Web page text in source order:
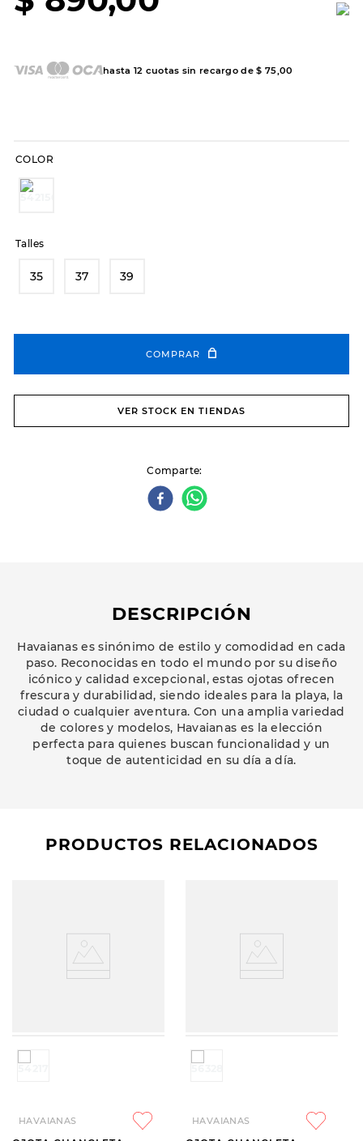
hasta 12 cuotas sin recargo de$ 75 00
COLOR
Talles
35 37 39
COMPRAR
VER STOCK EN TIENDAS
Comparte
DESCRIPCIÓN
Havaianas es sinónimo de estilo y comodidad en cada
paso. Reconocidas en todo el mundo por su diseño
icónico y calidad excepcional, estas ojotas ofrecen
frescura y durabilidad, siendo ideales para la playa, la
ciudad o cualquier aventura. Con una amplia variedad
de colores y modelos, Havaianas es la elección
perfecta para quienes buscan funcionalidad y un
toque de autenticidad en su día a día.
PRODUCTOS RELACIONADOS
HAVAIANAS HAVAIANAS